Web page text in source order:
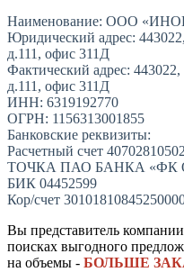
Наименование: ООО
Юридический адрес:
д.111, офис 311Д
Фактический адрес: 443022,
д.111, офис 311Д
ИНН: 6319192770
ОГРН: 1156313001855
Банковские реквизиты:
Расчетный счет
ТОЧКА ПАО БАНКА «ФК
БИК 04452599
Кор/счет
Вы представитель
поисках выгодного
на объемы - БОЛЬШЕ